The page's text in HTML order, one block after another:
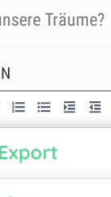
Träume?